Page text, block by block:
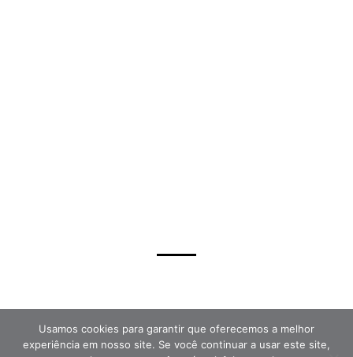
Usamos cookies para garantir que oferecemos a melhor
experiência em nosso site. Se você continuar a usar este site,